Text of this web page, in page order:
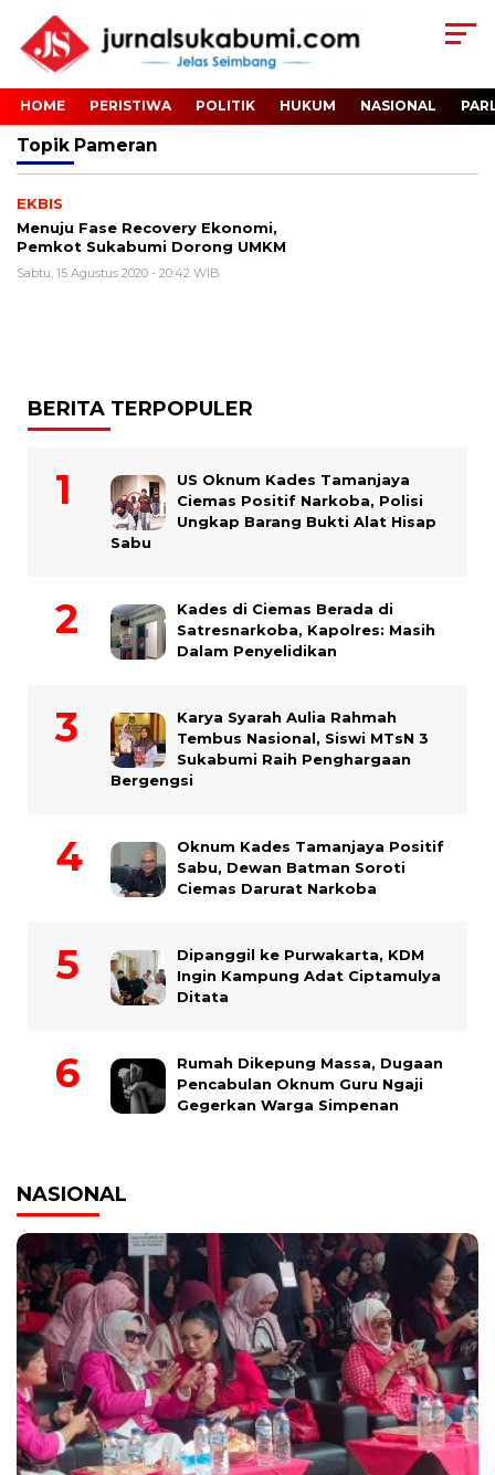
HOME PERISTIWA POLITIK HUKUM NASIONAL
Topik Pameran
EKBIS
Menuju Fase Recovery Ekonomi,
Pemkot Sukabumi Dorong UMKM
Sabtu, 15 Agustus 2020 - 20:42 WIB
BERITA TERPOPULER
US Oknum Kades Tamanjaya
Ciemas Positif Narkoba, Polisi
Ungkap Barang Bukti Alat Hisap
Sabu
Kades di Ciemas Berada di
Satresnarkoba, Kapolres: Masih
Dalam Penyelidikan
Karya Syarah Aulia Rahmah
Tembus Nasional, Siswi MTsN 3
Sukabumi Raih Penghargaan
Bergengsi
Oknum Kades Tamanjaya Positif
Sabu, Dewan Batman Soroti
Ciemas Darurat Narkoba
Dipanggil ke Purwakarta, KDM
Ingin Kampung Adat Ciptamulya
Ditata
Rumah Dikepung Massa, Dugaan
Pencabulan Oknum Guru Ngaji
Gegerkan Warga Simpenan
NASIONAL